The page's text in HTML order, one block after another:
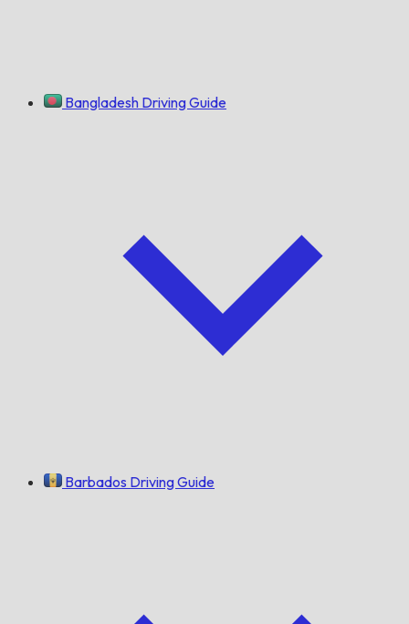
Bangladesh Driving Guide
Barbados Driving Guide